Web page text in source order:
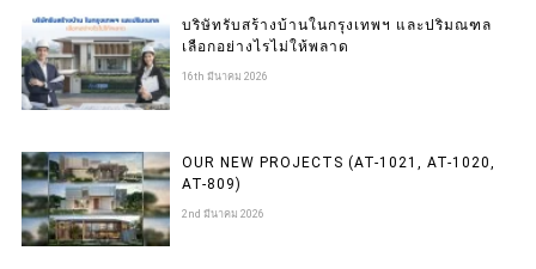
บริษัทรับสร้างบ้านในกรุงเทพฯ และปริมณฑล
เลือกอย่างไรไม่ให้พลาด
16th มีนาคม 2026
OUR NEW PROJECTS (AT-1021, AT-1020,
AT-809)
2nd มีนาคม 2026